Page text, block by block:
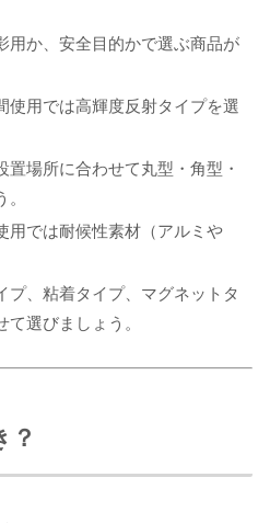
用か、安全目的かで選ぶ商品が
使用では高輝度反射タイプを選
置場所に合わせて丸型・角型・
用では耐候性素材（アルミや
プ、粘着タイプ、マグネットタ
選びましょう。
？